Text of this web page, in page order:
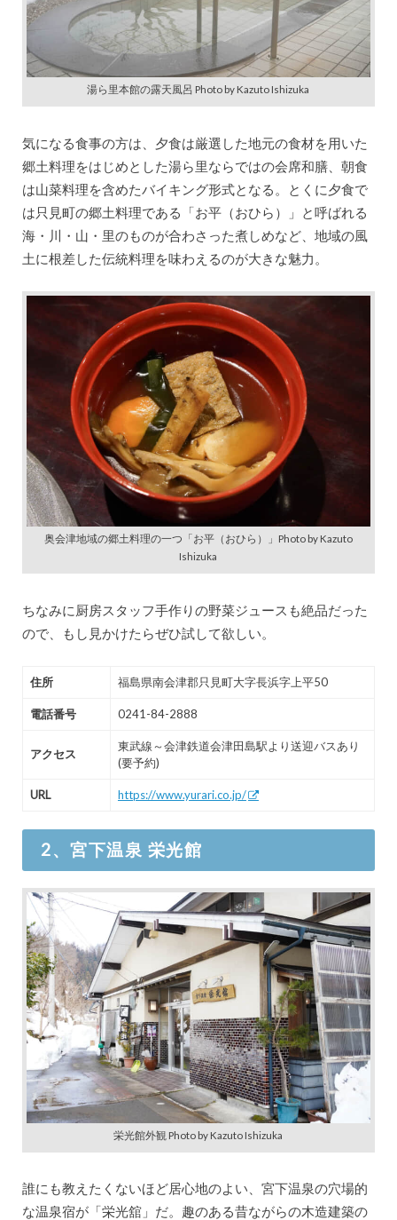
湯ら里本館の露天風呂 Photo by Kazuto Ishizuka
気になる食事の方は、夕食は厳選した地元の食材を用いた
郷土料理をはじめとした湯ら里ならではの会席和膳、朝食
は山菜料理を含めたバイキング形式となる。とくに夕食で
は只見町の郷土料理である「お平（おひら）」と呼ばれる
海・川・山・里のものが合わさった煮しめなど、地域の風
土に根差した伝統料理を味わえるのが大きな魅力。
奥会津地域の郷土料理の一つ「お平（おひら）」Photo by Kazuto
Ishizuka
ちなみに厨房スタッフ手作りの野菜ジュースも絶品だった
ので、もし見かけたらぜひ試して欲しい。
住所 福島県南会津郡只見町大字長浜字上平50
電話番号 0241-84-2888
アクセス
東武線～会津鉄道会津田島駅より送迎バスあり
(要予約)
URL https://www.yurari.co.jp/
2、宮下温泉 栄光館
栄光館外観 Photo by Kazuto Ishizuka
誰にも教えたくないほど居心地のよい、宮下温泉の穴場的
な温泉宿が「栄光舘」だ。趣のある昔ながらの木造建築の